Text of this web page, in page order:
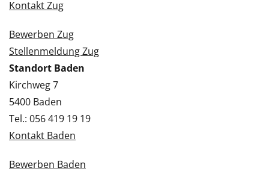
Kontakt Zug
Bewerben Zug
Stellenmeldung Zug
Standort Baden
Kirchweg 7
5400 Baden
Tel.: 056 419 19 19
Kontakt Baden
Bewerben Baden